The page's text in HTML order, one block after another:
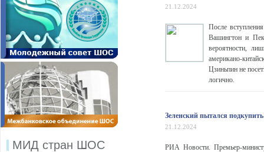
МИД стран ШОС
21.12.2024
После
Вашингтон и
вероятности,
американо-
Цзиньпин не
логично.
Зеленский пытался
21.12.2024
РИА Новости. Премьер-